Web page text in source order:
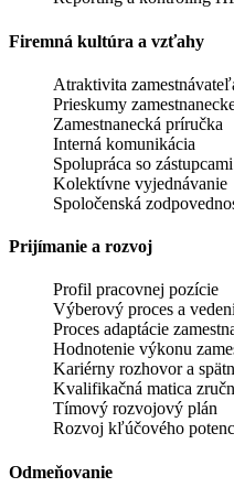
Firemná kultúra a vzťahy
Atraktivita
Prieskumy
Zamestnanecká príručka
Interná komunikácia
Spolupráca so
Kolektívne vyjednávanie
Spoločenská
Prijímanie a rozvoj
Profil pracovnej pozície
Výberový proces a
Proces adaptácie
Hodnotenie výkonu
Kariérny rozhovor a
Kvalifikačná matica
Tímový rozvojový plán
Rozvoj kľúčového
Odmeňovanie